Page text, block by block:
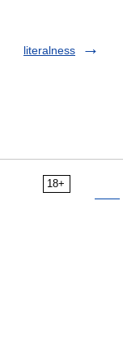
literalness
18+